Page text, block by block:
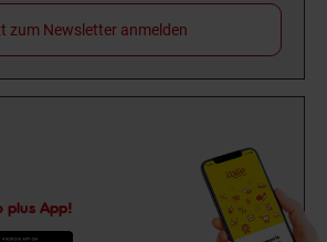
zum Newsletter anmelden
plus App!